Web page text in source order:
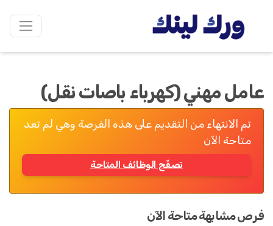
عامل مهني (كهرباء باصات نقل)
تم الانتهاء من التقديم على هذه الفرصة وهي لم تعد
متاحة الآن
تصفّح الوظائف المتاحة
فرص مشابهة متاحة الآن